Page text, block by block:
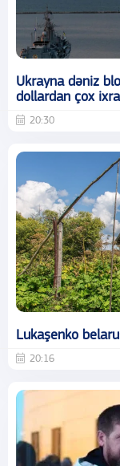
Ukrayna dəniz
dollardan çox
20:30
Lukaşenko
20:16